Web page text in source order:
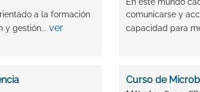
a la formación
y gestión... ver
En este mundo
comunicarse y
capacidad para
Curso de